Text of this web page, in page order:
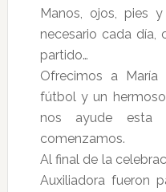
Manos, ojos, pies
necesario cada día,
partido…
Ofrecimos a
fútbol y un
nos ayude esta
comenzamos.
Al final de la
Auxiliadora fueron